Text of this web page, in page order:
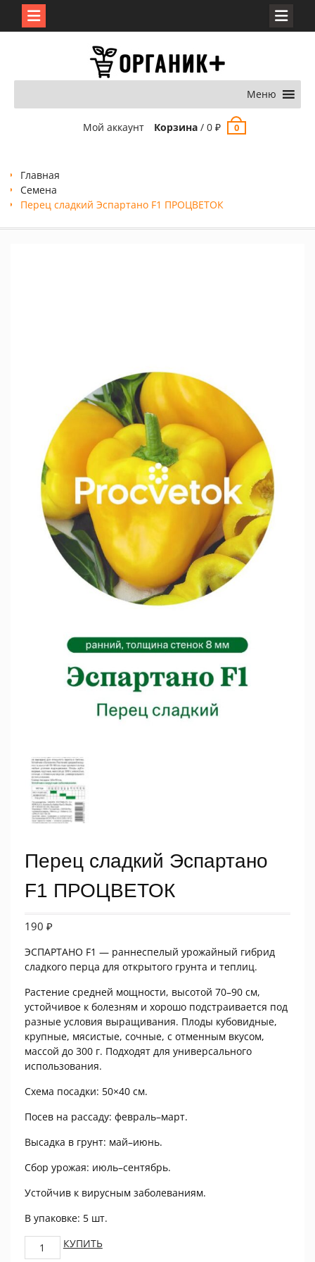
Меню
Мой аккаунт Корзина/ 0 ₽ 0
Главная
Семена
Перец сладкий Эспартано F1 ПРОЦВЕТОК
Перец сладкий Эспартано
F1 ПРОЦВЕТОК
190 ₽
ЭСПАРТАНО F1 — раннеспелый урожайный гибрид
сладкого перца для открытого грунта и теплиц.
Растение средней мощности, высотой 70–90 см,
устойчивое к болезням и хорошо подстраивается под
разные условия выращивания. Плоды кубовидные,
крупные, мясистые, сочные, с отменным вкусом,
массой до 300 г. Подходят для универсального
использования.
Схема посадки: 50×40 см.
Посев на рассаду: февраль–март.
Высадка в грунт: май–июнь.
Сбор урожая: июль–сентябрь.
Устойчив к вирусным заболеваниям.
В упаковке: 5 шт.
Перец
сладкий
КУПИТЬ